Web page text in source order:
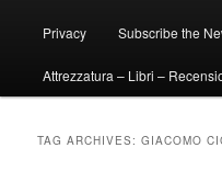
Privacy Subscribe the
Attrezzatura – Libri –
TAG ARCHIVES:GIACOMO